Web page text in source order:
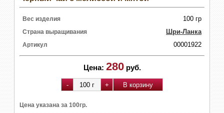
Вес изделия 100 гр
Страна выращивания Шри-Ланка
Артикул 00001922
Цена: 280 руб.
Цена указана за 100гр.